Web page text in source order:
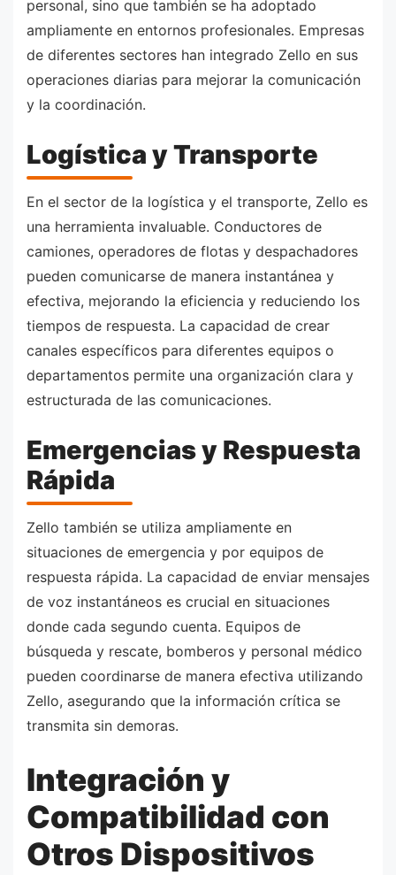
personal, sino que también se ha adoptado
ampliamente en entornos profesionales. Empresas
de diferentes sectores han integrado Zello en sus
operaciones diarias para mejorar la comunicación
y la coordinación.
Logística y Transporte
En el sector de la logística y el transporte, Zello es
una herramienta invaluable. Conductores de
camiones, operadores de flotas y despachadores
pueden comunicarse de manera instantánea y
efectiva, mejorando la eficiencia y reduciendo los
tiempos de respuesta. La capacidad de crear
canales específicos para diferentes equipos o
departamentos permite una organización clara y
estructurada de las comunicaciones.
Emergencias y Respuesta
Rápida
Zello también se utiliza ampliamente en
situaciones de emergencia y por equipos de
respuesta rápida. La capacidad de enviar mensajes
de voz instantáneos es crucial en situaciones
donde cada segundo cuenta. Equipos de
búsqueda y rescate, bomberos y personal médico
pueden coordinarse de manera efectiva utilizando
Zello, asegurando que la información crítica se
transmita sin demoras.
Integración y
Compatibilidad con
Otros Dispositivos